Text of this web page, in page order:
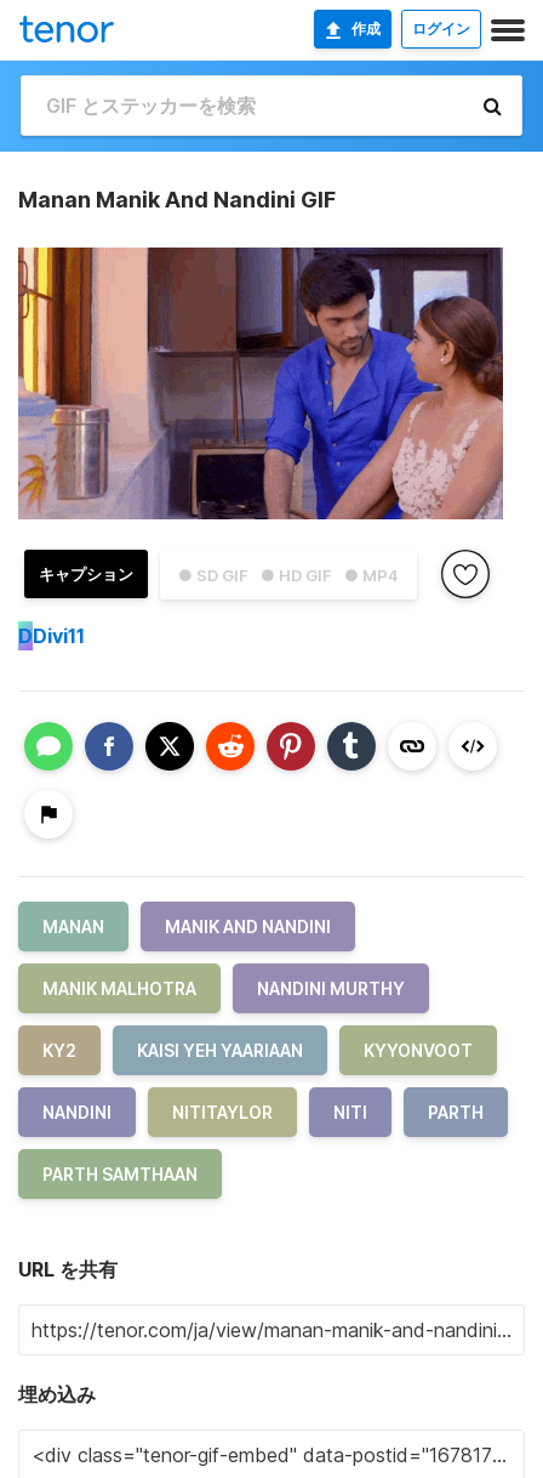
作成 ログイン
Manan Manik And Nandini GIF
● SD GIF ● HD GIF ● MP4
キャプション
DDivi11
MANAN MANIK AND NANDINI
MANIK MALHOTRA NANDINI MURTHY
KY2 KAISI YEH YAARIAAN KYYONVOOT
NANDINI NITITAYLOR NITI PARTH
PARTH SAMTHAAN
URL を共有
埋め込み